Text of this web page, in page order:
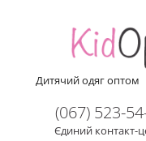
Дитячий одяг оптом
(067) 523-
Єдиний контакт-